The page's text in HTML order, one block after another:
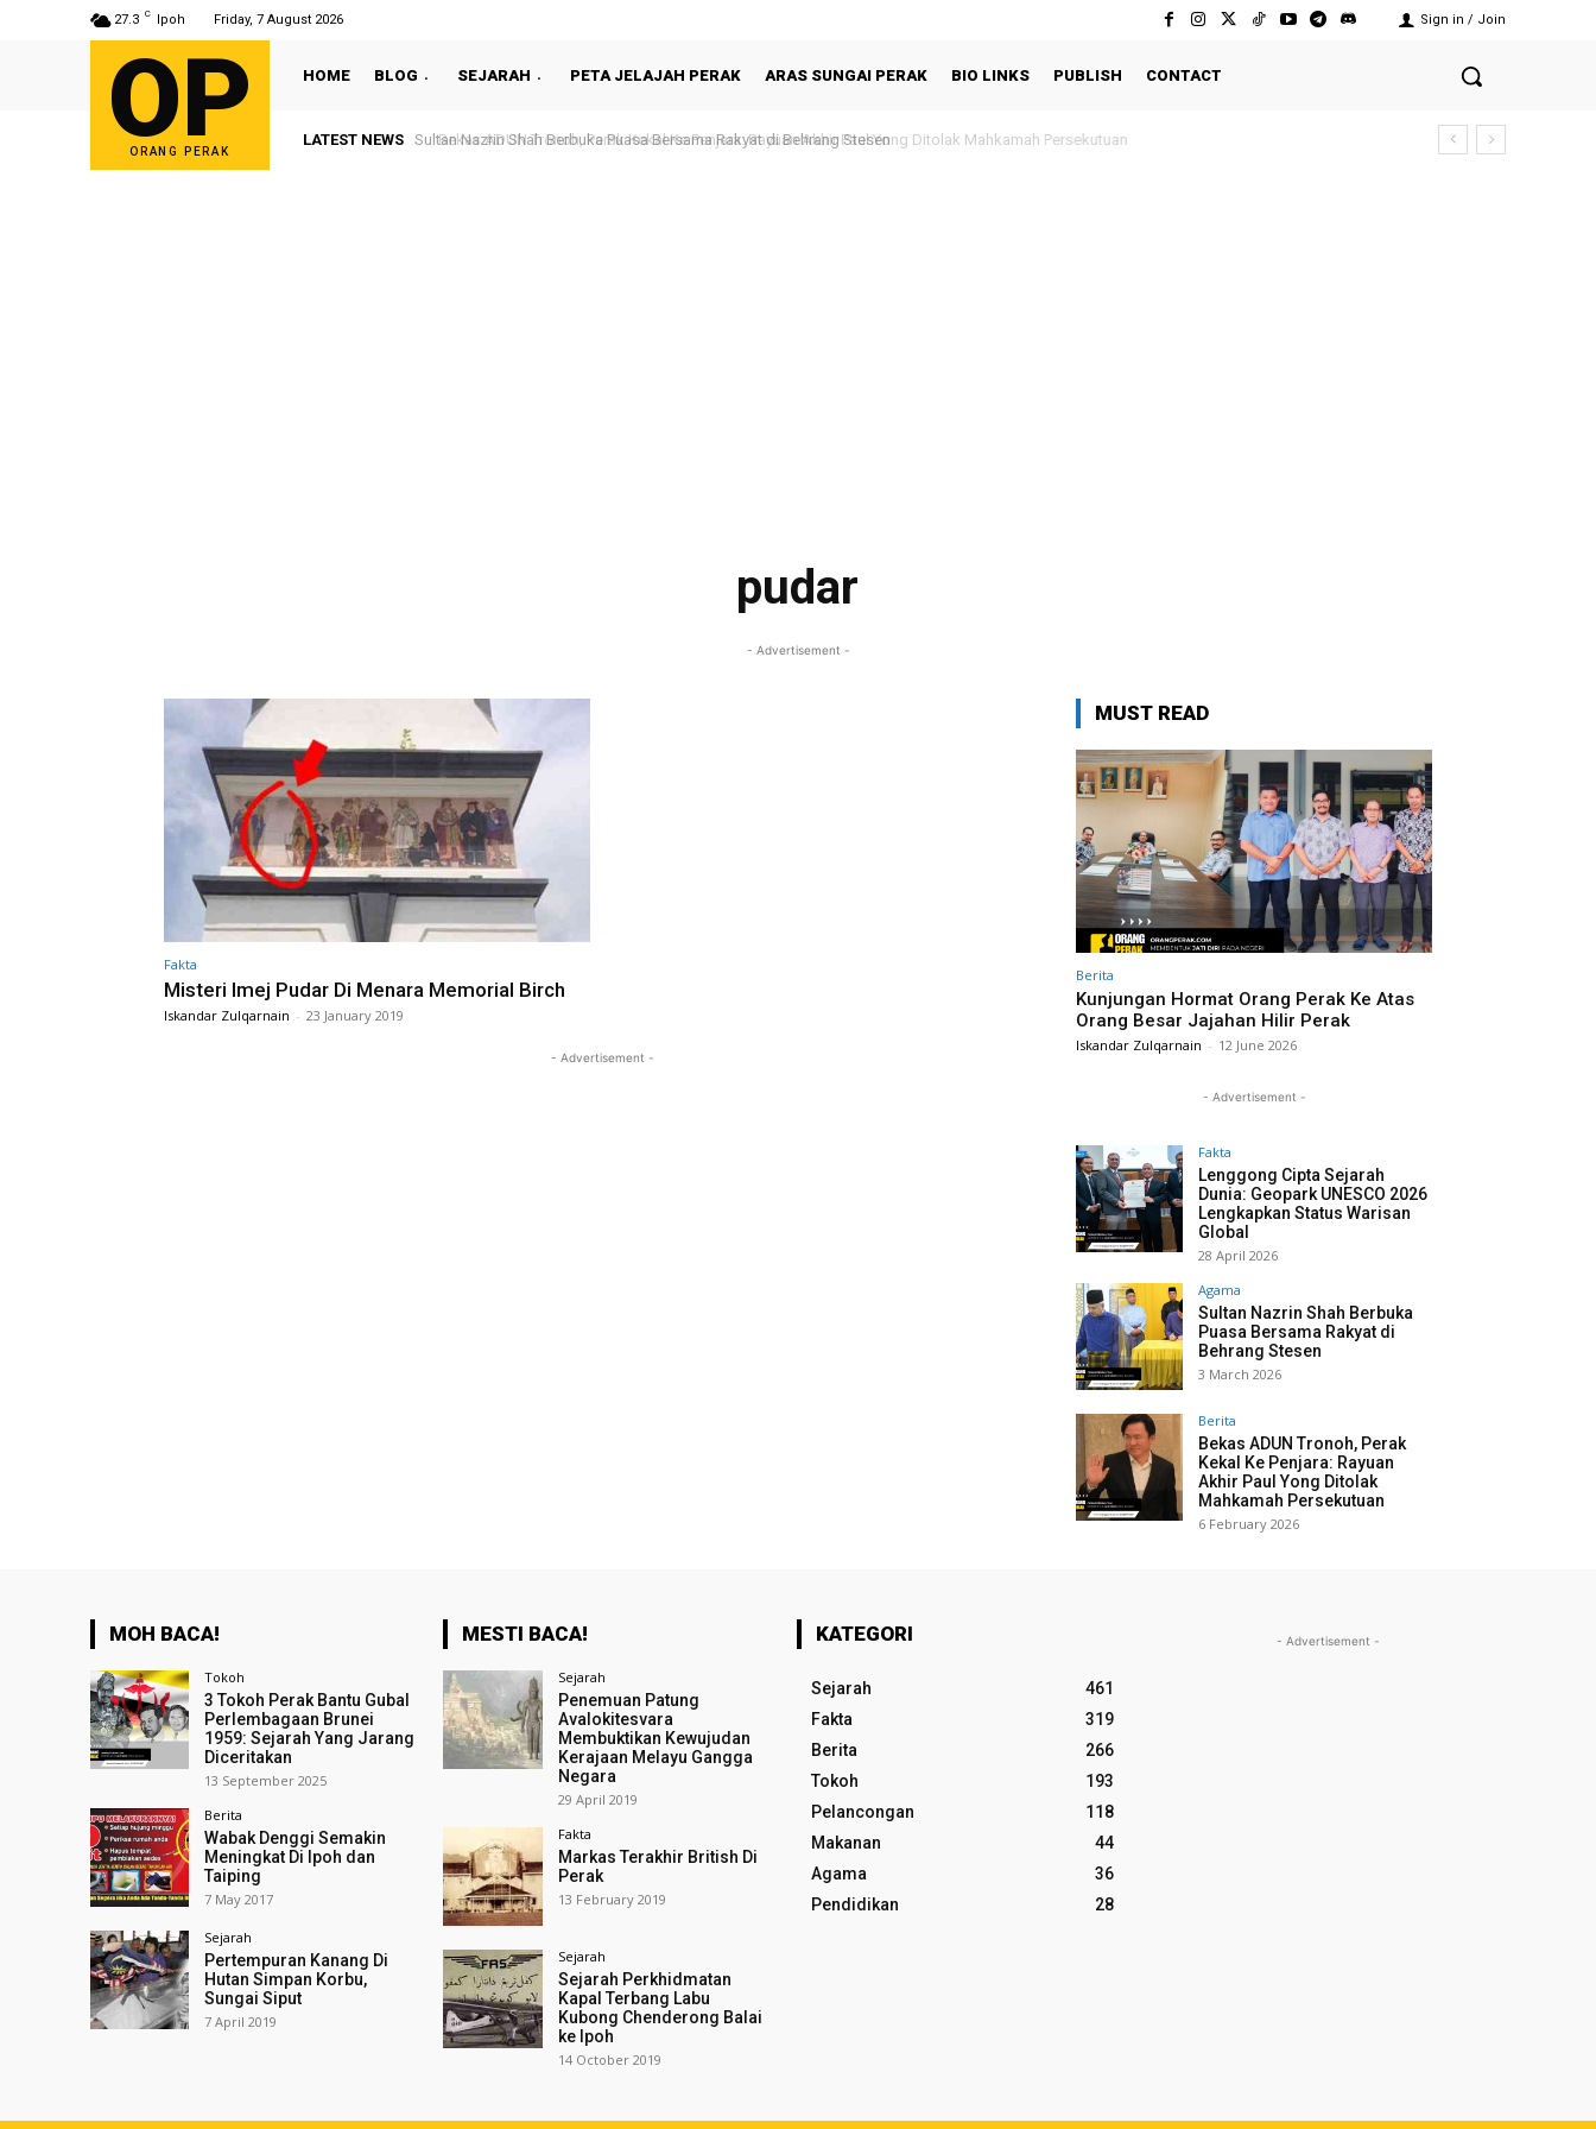
27.3 C Ipoh Friday, 7 August 2026 Sign in / Join
OP
ORANG PERAK
HOME BLOG SEJARAH PETA JELAJAH PERAK ARAS SUNGAI PERAK BIO LINKS PUBLISH CONTACT
LATEST NEWSSultan Nazrin Shah Berbuka Puasa Bersama Rakyat di Behrang Stesen
Bekas ADUN Tronoh, Perak Kekal Ke Penjara: Rayuan Akhir Paul Yong Ditolak Mahkamah Persekutuan
pudar
- Advertisement -
Fakta
Misteri Imej Pudar Di Menara Memorial Birch
Iskandar Zulqarnain - 23 January 2019
- Advertisement -
MUST READ
Berita
Kunjungan Hormat Orang Perak Ke Atas
Orang Besar Jajahan Hilir Perak
Iskandar Zulqarnain - 12 June 2026
- Advertisement -
Fakta
Lenggong Cipta Sejarah
Dunia: Geopark UNESCO 2026
Lengkapkan Status Warisan
Global
28 April 2026
Agama
Sultan Nazrin Shah Berbuka
Puasa Bersama Rakyat di
Behrang Stesen
3 March 2026
Berita
Bekas ADUN Tronoh, Perak
Kekal Ke Penjara: Rayuan
Akhir Paul Yong Ditolak
Mahkamah Persekutuan
6 February 2026
MOH BACA!
Tokoh
3 Tokoh Perak Bantu Gubal
Perlembagaan Brunei
1959: Sejarah Yang Jarang
Diceritakan
13 September 2025
Berita
Wabak Denggi Semakin
Meningkat Di Ipoh dan
Taiping
7 May 2017
Sejarah
Pertempuran Kanang Di
Hutan Simpan Korbu,
Sungai Siput
7 April 2019
MESTI BACA!
Sejarah
Penemuan Patung
Avalokitesvara
Membuktikan Kewujudan
Kerajaan Melayu Gangga
Negara
29 April 2019
Fakta
Markas Terakhir British Di
Perak
13 February 2019
Sejarah
Sejarah Perkhidmatan
Kapal Terbang Labu
Kubong Chenderong Balai
ke Ipoh
14 October 2019
KATEGORI
Sejarah
461
Fakta
319
Berita
266
Tokoh
193
Pelancongan
118
Makanan
44
Agama
36
Pendidikan
28
- Advertisement -